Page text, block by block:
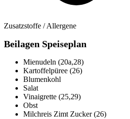
Zusatzstoffe / Allergene
Beilagen Speiseplan
Mienudeln (20a,28)
Kartoffelpüree (26)
Blumenkohl
Salat
Vinaigrette (25,29)
Obst
Milchreis Zimt Zucker (26)